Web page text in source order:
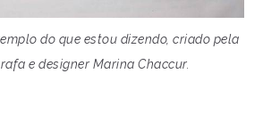
do que estou dizendo, criado pela
e designer Marina Chaccur.